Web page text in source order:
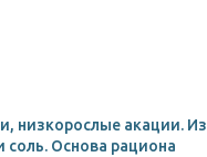
низкорослые акации. Из
Основа рациона